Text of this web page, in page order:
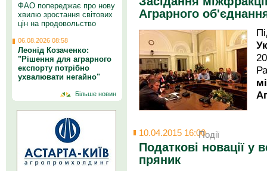
Аграрного
10.04.2015 16:00Події
Податкові новації у
пряник
ФАО попереджає про нову
хвилю зростання світових
цін на продовольство
06.08.2026 08:58
Леонід Козаченко:
"Рішення для аграрного
експорту потрібно
ухвалювати негайно"
Більше новин